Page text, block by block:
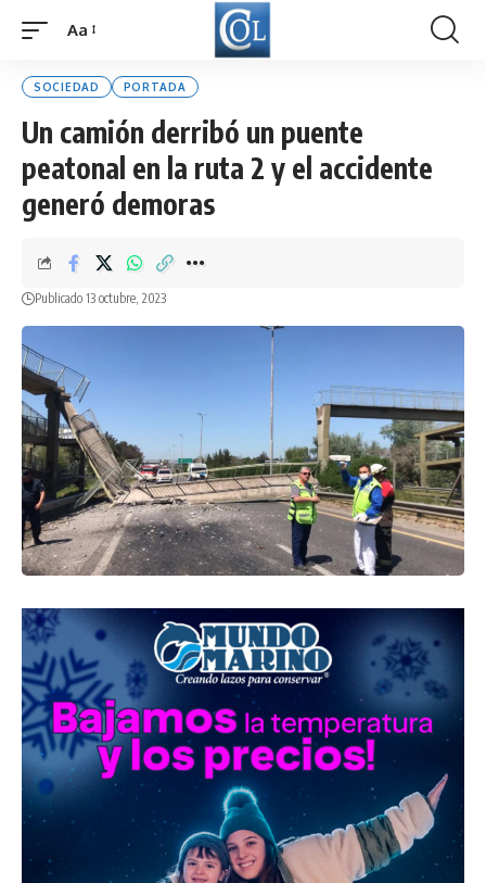
Font
Aa
SOCIEDAD PORTADA
Un camión derribó un puente
peatonal en la ruta 2 y el accidente
generó demoras
Publicado 13 octubre, 2023